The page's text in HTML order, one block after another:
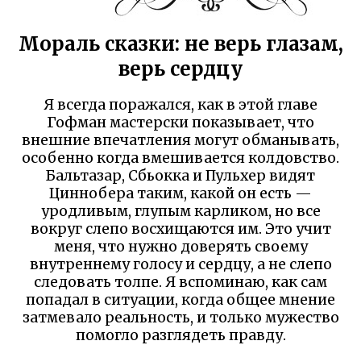
Мораль сказки: не верь глазам,
верь сердцу
Я всегда поражался, как в этой главе
Гофман мастерски показывает, что
внешние впечатления могут обманывать,
особенно когда вмешивается колдовство.
Бальтазар, Сбьокка и Пульхер видят
Циннобера таким, какой он есть —
уродливым, глупым карликом, но все
вокруг слепо восхищаются им. Это учит
меня, что нужно доверять своему
внутреннему голосу и сердцу, а не слепо
следовать толпе. Я вспоминаю, как сам
попадал в ситуации, когда общее мнение
затмевало реальность, и только мужество
помогло разглядеть правду.